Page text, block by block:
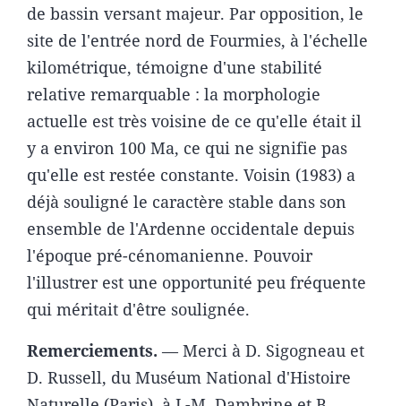
de bassin versant majeur. Par opposition, le
site de l'entrée nord de Fourmies, à l'échelle
kilométrique, témoigne d'une stabilité
relative remarquable : la morphologie
actuelle est très voisine de ce qu'elle était il
y a environ 100 Ma, ce qui ne signifie pas
qu'elle est restée constante. Voisin (1983) a
déjà souligné le caractère stable dans son
ensemble de l'Ardenne occidentale depuis
l'époque pré-cénomanienne. Pouvoir
l'illustrer est une opportunité peu fréquente
qui méritait d'être soulignée.
Remerciements. — Merci à D. Sigogneau et
D. Russell, du Muséum National d'Histoire